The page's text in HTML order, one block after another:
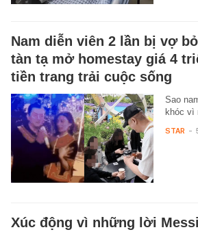
Nam diễn viên 2 lần bị vợ
tàn tạ mở homestay giá 4
tiền trang trải cuộc sống
Sao
khóc vì
STAR -
Xúc động vì những lời